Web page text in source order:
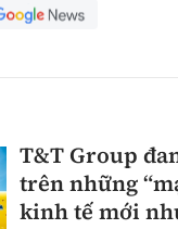
T&T Group
trên những
kinh tế mới